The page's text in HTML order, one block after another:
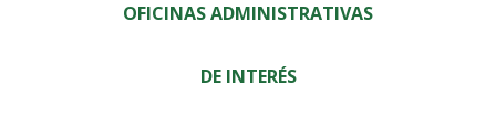
OFICINAS ADMINISTRATIVAS
DE INTERÉS